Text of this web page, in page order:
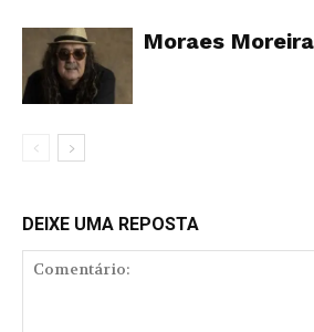
Moraes
DEIXE UMA REPOSTA